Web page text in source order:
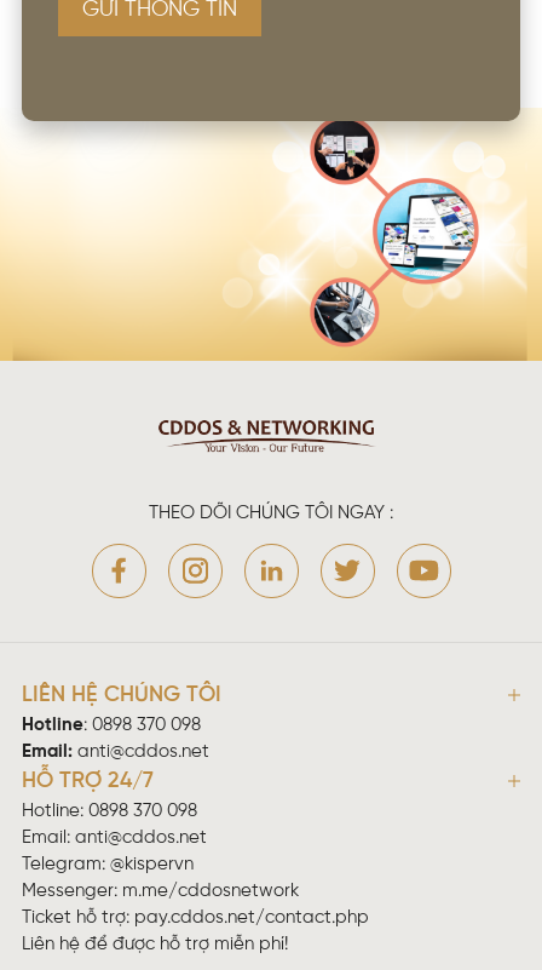
GỬI THÔNG TIN
THEO DÕI CHÚNG TÔI NGAY :
LIÊN HỆ CHÚNG TÔI
Hotline: 0898 370 098
Email: anti@cddos.net
HỖ TRỢ 24/7
Hotline: 0898 370 098
Email: anti@cddos.net
Telegram: @kispervn
Messenger: m.me/cddosnetwork
Ticket hỗ trợ: pay.cddos.net/contact.php
Liên hệ để được hỗ trợ miễn phí!